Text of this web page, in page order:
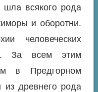
всякого рода
и оборотни.
человеческих
За всем этим
в Предгорном
из древнего рода